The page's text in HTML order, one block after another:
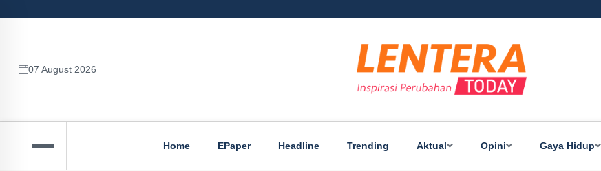
07 August 2026
Home EPaper Headline Trending Aktual Opini Gaya Hidup